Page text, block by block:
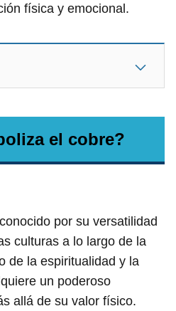
física y emocional.
el cobre?
por su versatilidad
culturas a lo largo de la
de la espiritualidad y la
un poderoso
allá de su valor físico.